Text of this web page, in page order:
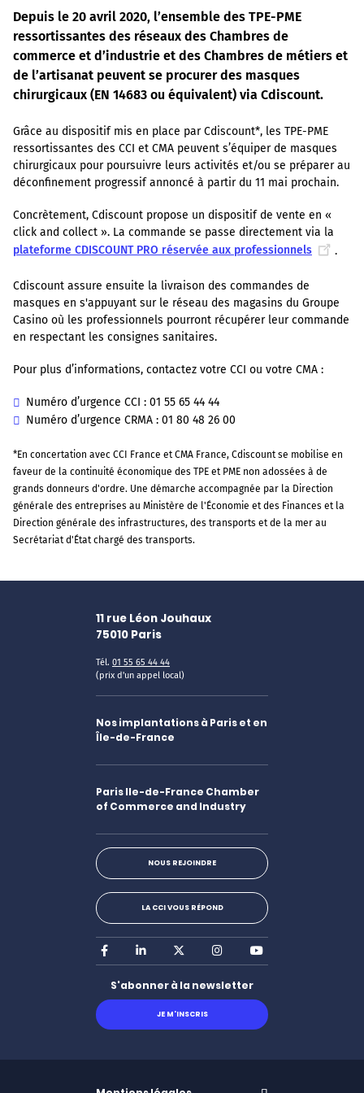
Depuis le 20 avril 2020, l’ensemble des TPE-PME
ressortissantes des réseaux des Chambres de
commerce et d’industrie et des Chambres de métiers et
de l’artisanat peuvent se procurer des masques
chirurgicaux (EN 14683 ou équivalent) via Cdiscount.
Grâce au dispositif mis en place par Cdiscount*, les TPE-PME
ressortissantes des CCI et CMA peuvent s’équiper de masques
chirurgicaux pour poursuivre leurs activités et/ou se préparer au
déconfinement progressif annoncé à partir du 11 mai prochain.
Concrètement, Cdiscount propose un dispositif de vente en «
click and collect ». La commande se passe directement via la
plateforme CDISCOUNT PRO réservée aux professionnels
.
Cdiscount assure ensuite la livraison des commandes de
masques en s'appuyant sur le réseau des magasins du Groupe
Casino où les professionnels pourront récupérer leur commande
en respectant les consignes sanitaires.
Pour plus d’informations, contactez votre CCI ou votre CMA :
Numéro d’urgence CCI : 01 55 65 44 44
Numéro d’urgence CRMA : 01 80 48 26 00
*En concertation avec CCI France et CMA France, Cdiscount se mobilise en
faveur de la continuité économique des TPE et PME non adossées à de
grands donneurs d'ordre. Une démarche accompagnée par la Direction
générale des entreprises au Ministère de l'Économie et des Finances et la
Direction générale des infrastructures, des transports et de la mer au
Secrétariat d'État chargé des transports.
11 rue Léon Jouhaux
75010 Paris
Tél. 01 55 65 44 44
(prix d'un appel local)
Nos implantations à Paris et en
Île-de-France
Paris Ile-de-France Chamber
of Commerce and Industry
NOUS REJOINDRE
LA CCI VOUS RÉPOND
FacebookLinkedIn InstagramYoutube
S'abonner à la newsletter
JE M'INSCRIS